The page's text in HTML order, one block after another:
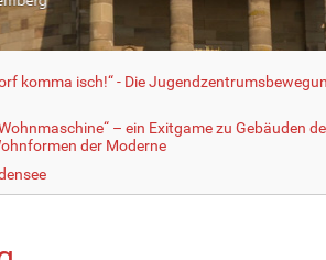
komma isch!“ - Die
– ein Exitgame zu Gebäuden
der Moderne